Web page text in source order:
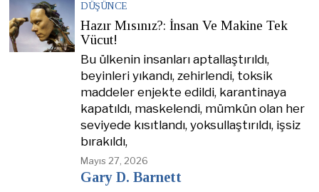
DÜŞÜNCE
Hazır Mısınız?: İnsan Ve Makine Tek
Vücut!
Bu ülkenin insanları aptallaştırıldı,
beyinleri yıkandı, zehirlendi, toksik
maddeler enjekte edildi, karantinaya
kapatıldı, maskelendi, mümkün olan her
seviyede kısıtlandı, yoksullaştırıldı, işsiz
bırakıldı,
Mayıs 27, 2026
Gary D. Barnett